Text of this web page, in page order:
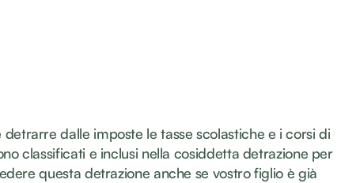
dalle imposte le tasse scolastiche e i corsi di
classificati e inclusi nella cosiddetta detrazione per
questa detrazione anche se vostro figlio è già